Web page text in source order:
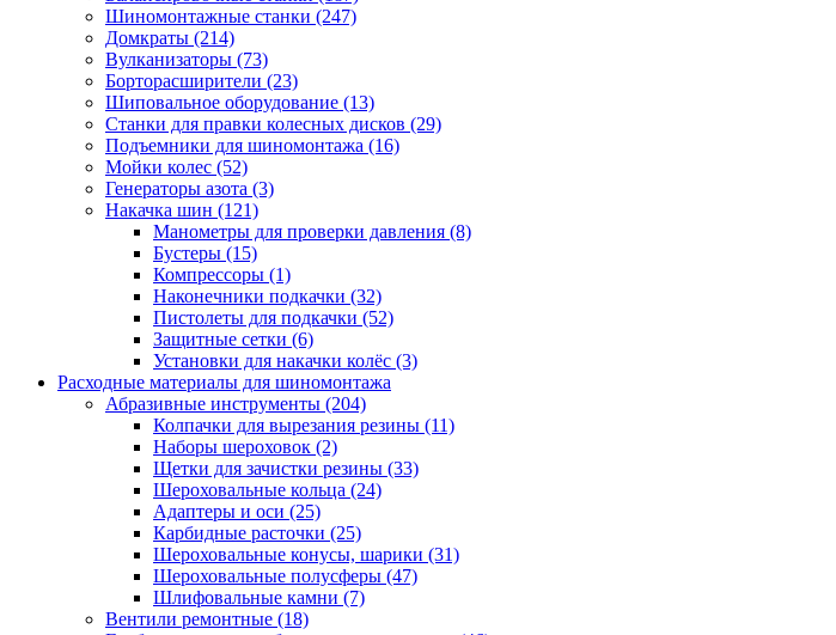
Шиномонтажные станки (247)
Домкраты (214)
Вулканизаторы (73)
Борторасширители (23)
Шиповальное оборудование (13)
Станки для правки колесных дисков (29)
Подъемники для шиномонтажа (16)
Мойки колес (52)
Генераторы азота (3)
Накачка шин (121)
Манометры для проверки давления (8)
Бустеры (15)
Компрессоры (1)
Наконечники подкачки (32)
Пистолеты для подкачки (52)
Защитные сетки (6)
Установки для накачки колёс (3)
Расходные материалы для шиномонтажа
Абразивные инструменты (204)
Колпачки для вырезания резины (11)
Наборы шероховок (2)
Щетки для зачистки резины (33)
Шероховальные кольца (24)
Адаптеры и оси (25)
Карбидные расточки (25)
Шероховальные конусы, шарики (31)
Шероховальные полусферы (47)
Шлифовальные камни (7)
Вентили ремонтные (18)